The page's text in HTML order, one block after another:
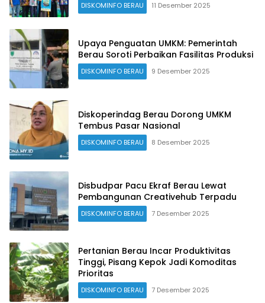
DISKOMINFO BERAU 11 Desember 2025
Upaya Penguatan UMKM: Pemerintah
Berau Soroti Perbaikan Fasilitas Produksi
DISKOMINFO BERAU 9 Desember 2025
Diskoperindag Berau Dorong UMKM
Tembus Pasar Nasional
DISKOMINFO BERAU 8 Desember 2025
Disbudpar Pacu Ekraf Berau Lewat
Pembangunan Creativehub Terpadu
DISKOMINFO BERAU 7 Desember 2025
Pertanian Berau Incar Produktivitas
Tinggi, Pisang Kepok Jadi Komoditas
Prioritas
DISKOMINFO BERAU 7 Desember 2025